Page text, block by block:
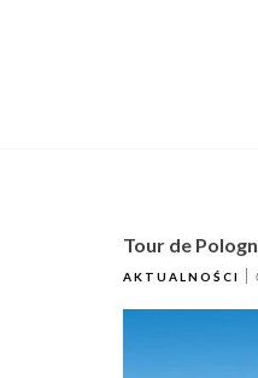
Tour de
AKTUALNOŚCI